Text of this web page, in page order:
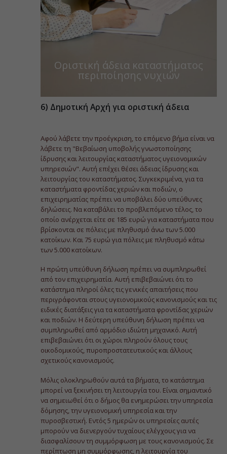
Οριστική άδεια καταστήματος
περιποίησης νυχιών
6) Δημοτική Αρχή για οριστική άδεια
Αφού λάβετε την προέγκριση, το επόμενο βήμα είναι να
λάβετε τη "Βεβαίωση υποβολής γνωστοποίησης
ίδρυσης και λειτουργίας καταστήματος υγειονομικών
υπηρεσιών". Αυτή επέχει θέσει άδειας ίδρυσης και
λειτουργίας του καταστήματος. Συγκεκριμένα, για τα
καταστήματα φροντίδας χεριών και ποδιών, ο
επιχειρηματίας πρέπει να υποβάλει δύο υπεύθυνες
δηλώσεις. Να καταβάλει το προβλεπόμενο τέλος, το
οποίο ανέρχεται είτε σε 185 ευρώ για καταστήματα που
βρίσκονται σε πόλεις με πληθυσμό άνω των 5.000
κατοίκων. Και 75 ευρώ για πόλεις με πληθυσμό κάτω
των 5.000 κατοίκων.
Η πρώτη υπεύθυνη δήλωση πρέπει να συμπληρωθεί
από τον επιχειρηματία. Αυτή επιβεβαιώνει ότι το
κατάστημα πληροί όλες τις γενικές απαιτήσεις που
περιγράφονται στους υγειονομικούς κανονισμούς και τις
ειδικές διατάξεις για τα καταστήματα φροντίδας χεριών
και ποδιών. Η δεύτερη υπεύθυνη δήλωση πρέπει να
συμπληρωθεί από αρμόδιο ιδιώτη μηχανικό. Αυτή
επιβεβαιώνει ότι οι χώροι πληρούν όλους τους
οικοδομικούς, πυροπροστατευτικούς και άλλους
σχετικούς κανονισμούς.
Μόλις ολοκληρωθούν αυτά τα βήματα, το κατάστημα
μπορεί να ξεκινήσει τη λειτουργία του. Είναι σημαντικό
να σημειωθεί ότι ο δήμος θα ενημερώσει την υπηρεσία
δόμησης, την υγειονομική υπηρεσία και την
πυροσβεστική. Εντός 5 ημερών οι υπηρεσίες αυτές
μπορούν να διενεργούν τυχαίους ελέγχους για να
διασφαλίσουν τη συμμόρφωση με τους κανονισμούς. Σε
περίπτωση μη συμμόρφωσης, η λειτουργία του